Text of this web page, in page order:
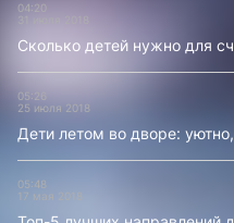
04:20
Сколько детей нужно для
05:26
25 июля 2018
Дети летом во дворе:
05:48
17 мая 2018